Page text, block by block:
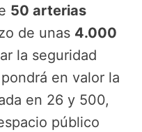
50 arterias
de unas 4.000
la seguridad
en valor la
en 26 y 500,
público